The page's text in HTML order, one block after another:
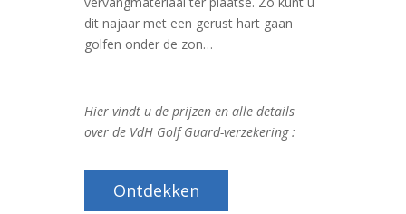
dit najaar met een gerust hart gaan
golfen onder de zon…
Hier vindt u de prijzen en alle details
over de VdH Golf Guard-verzekering :
Ontdekken